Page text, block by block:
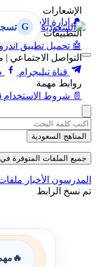
الإشعارات
🔔 إدارة الإشعارات
التطبيقات
🤖 تحميل تطبيق
التواصل الاجتماعي |
قناة تيليجرام
روابط مهمة
📄 شروط الاستخدام
G
المناهج السعودية
جميع الملفات المتوفرة في قسم
المدرسون الأخبار
تم نسخ الرابط
🔥